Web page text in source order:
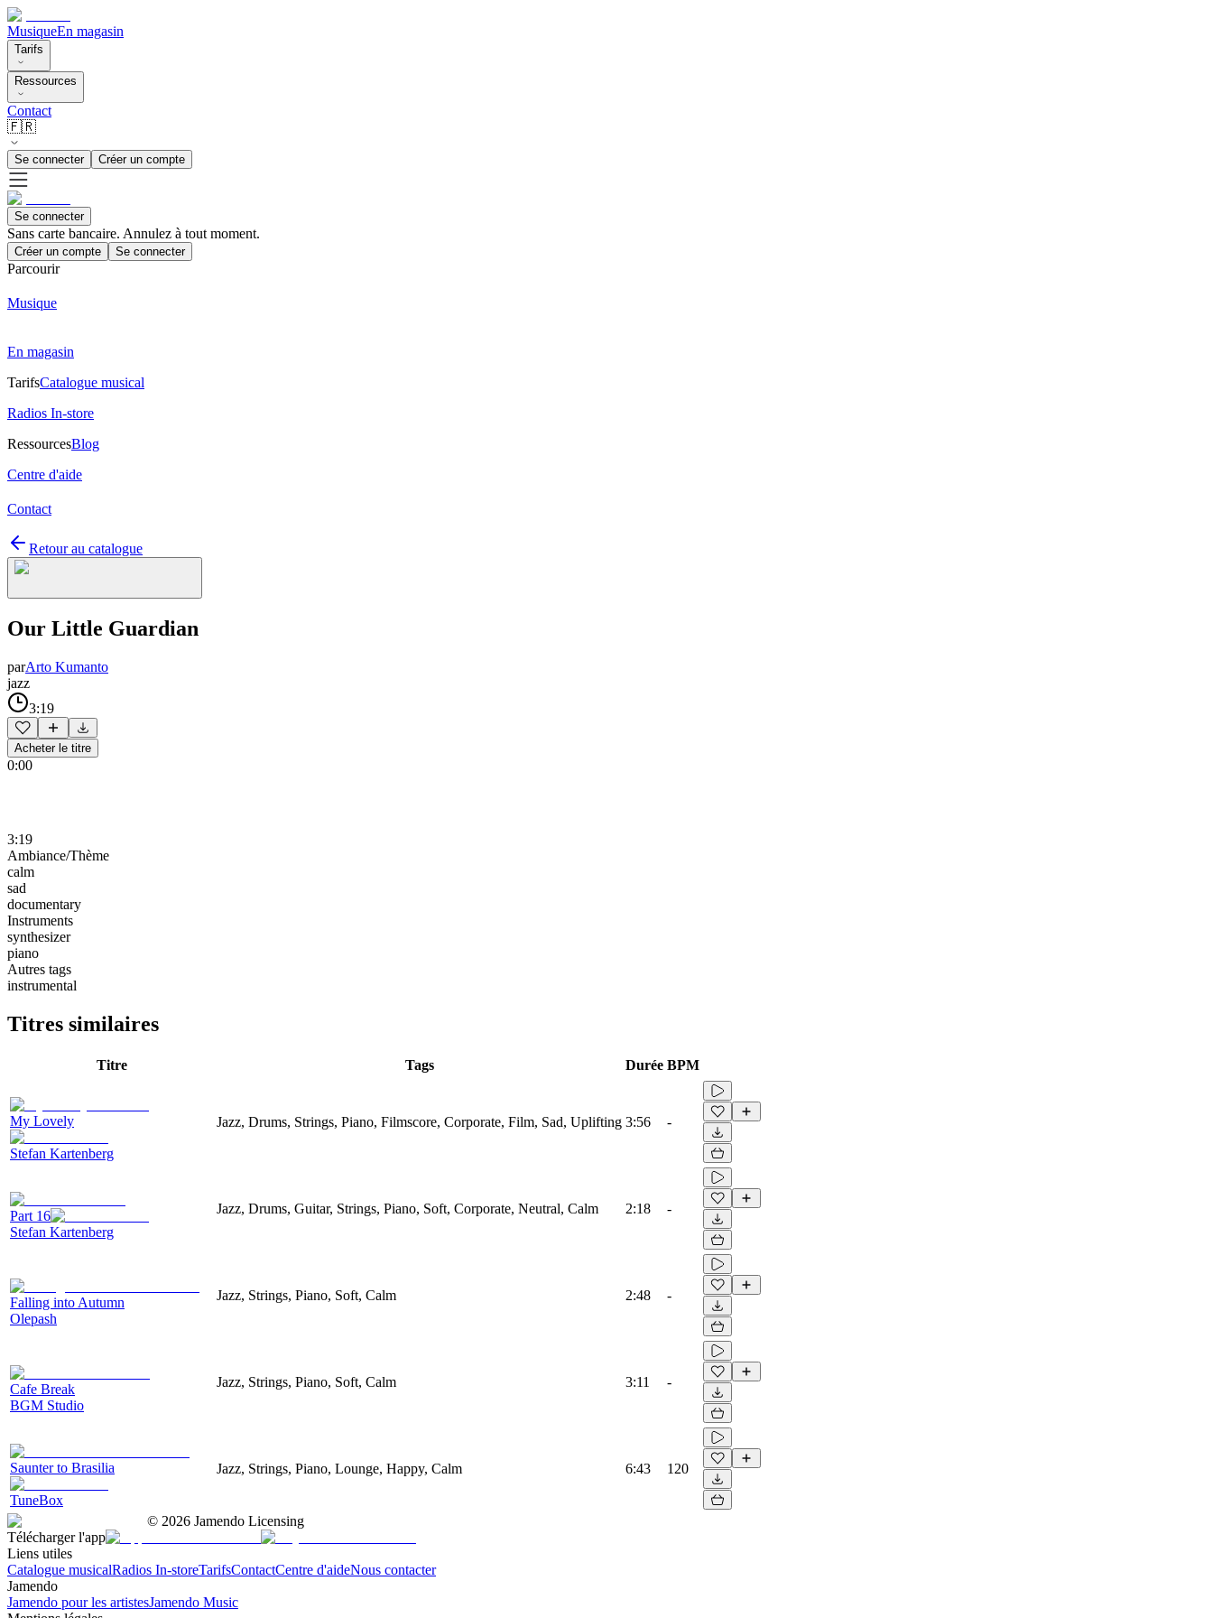
MusiqueEn magasin
Tarifs
Ressources
Contact
🇫🇷
Se connecter Créer un compte
Se connecter
Sans carte bancaire. Annulez à tout moment.
Créer un compte Se connecter
Parcourir
Musique
En magasin
TarifsCatalogue musical
Radios In-store
RessourcesBlog
Centre d'aide
Contact
Retour au catalogue
Our Little Guardian
parArto Kumanto
jazz
3:19
Acheter le titre
0:00
3:19
Ambiance/Thème
calm
sad
documentary
Instruments
synthesizer
piano
Autres tags
instrumental
Titres similaires
Titre Tags Durée BPM
My Lovely
Stefan Kartenberg
Jazz, Drums, Strings, Piano, Filmscore, Corporate, Film, Sad, Uplifting 3:56 -
Part 16
Stefan Kartenberg
Jazz, Drums, Guitar, Strings, Piano, Soft, Corporate, Neutral, Calm 2:18 -
Falling into Autumn
Olepash
Jazz, Strings, Piano, Soft, Calm 2:48 -
Cafe Break
BGM Studio
Jazz, Strings, Piano, Soft, Calm 3:11 -
Saunter to Brasilia
TuneBox
Jazz, Strings, Piano, Lounge, Happy, Calm 6:43 120
© 2026 Jamendo Licensing
Télécharger l'app
Liens utiles
Catalogue musicalRadios In-storeTarifsContactCentre d'aideNous contacter
Jamendo
Jamendo pour les artistesJamendo Music